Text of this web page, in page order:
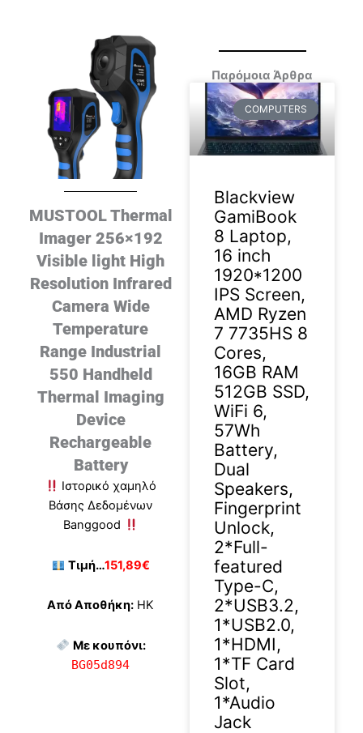
MUSTOOL Thermal
Imager 256×192
Visible light High
Resolution Infrared
Camera Wide
Temperature
Range Industrial
550 Handheld
Thermal Imaging
Device
Rechargeable
Battery
Ιστορικό χαμηλό
Βάσης Δεδομένων
Banggood
Τιμή…151,89€
Από Αποθήκη: HK
Με κουπόνι:
BG05d894
Παρόμοια Άρθρα
COMPUTERS
Blackview
GamiBook
8 Laptop,
16 inch
1920*1200
IPS Screen,
AMD Ryzen
7 7735HS 8
Cores,
16GB RAM
512GB SSD,
WiFi 6,
57Wh
Battery,
Dual
Speakers,
Fingerprint
Unlock,
2*Full-
featured
Type-C,
2*USB3.2,
1*USB2.0,
1*HDMI,
1*TF Card
Slot,
1*Audio
Jack